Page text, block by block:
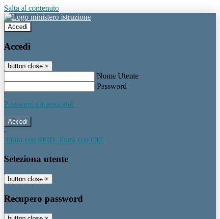
Salta al contenuto
Accedi
Accedi
button close ×
Nome Utente
Password
Password dimenticata?
-
Entra con SPID Entra con CIE
Seleziona utente
button close ×
Recupero password